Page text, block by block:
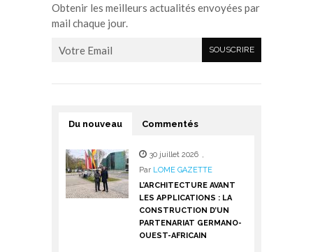
Obtenir les meilleurs actualités envoyées par
mail chaque jour.
Du nouveau Commentés
30 juillet 2026 ,
Par LOME GAZETTE
L’ARCHITECTURE AVANT
LES APPLICATIONS : LA
CONSTRUCTION D’UN
PARTENARIAT GERMANO-
OUEST-AFRICAIN